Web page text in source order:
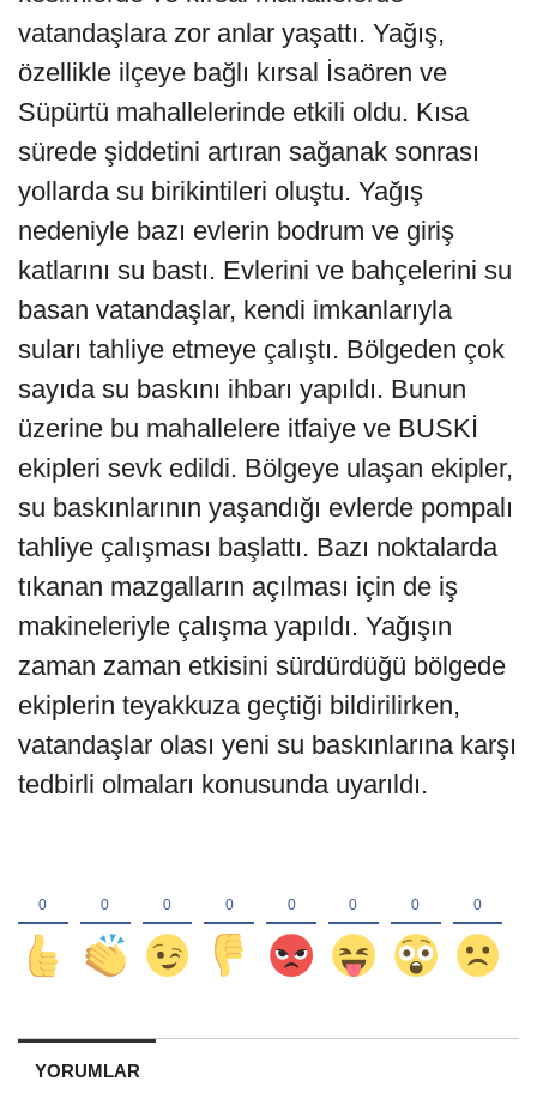
vatandaşlara zor anlar yaşattı. Yağış,
özellikle ilçeye bağlı kırsal İsaören ve
Süpürtü mahallelerinde etkili oldu. Kısa
sürede şiddetini artıran sağanak sonrası
yollarda su birikintileri oluştu. Yağış
nedeniyle bazı evlerin bodrum ve giriş
katlarını su bastı. Evlerini ve bahçelerini su
basan vatandaşlar, kendi imkanlarıyla
suları tahliye etmeye çalıştı. Bölgeden çok
sayıda su baskını ihbarı yapıldı. Bunun
üzerine bu mahallelere itfaiye ve BUSKİ
ekipleri sevk edildi. Bölgeye ulaşan ekipler,
su baskınlarının yaşandığı evlerde pompalı
tahliye çalışması başlattı. Bazı noktalarda
tıkanan mazgalların açılması için de iş
makineleriyle çalışma yapıldı. Yağışın
zaman zaman etkisini sürdürdüğü bölgede
ekiplerin teyakkuza geçtiği bildirilirken,
vatandaşlar olası yeni su baskınlarına karşı
tedbirli olmaları konusunda uyarıldı.
YORUMLAR